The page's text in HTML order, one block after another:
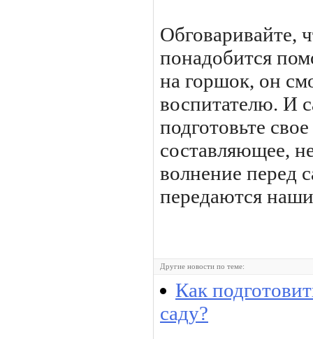
Обговаривайте,
понадобится
на горшок, он
воспитателю. И
подготовьте
составляющее,
волнение перед
передаются
Другие новости по теме:
Как
саду?